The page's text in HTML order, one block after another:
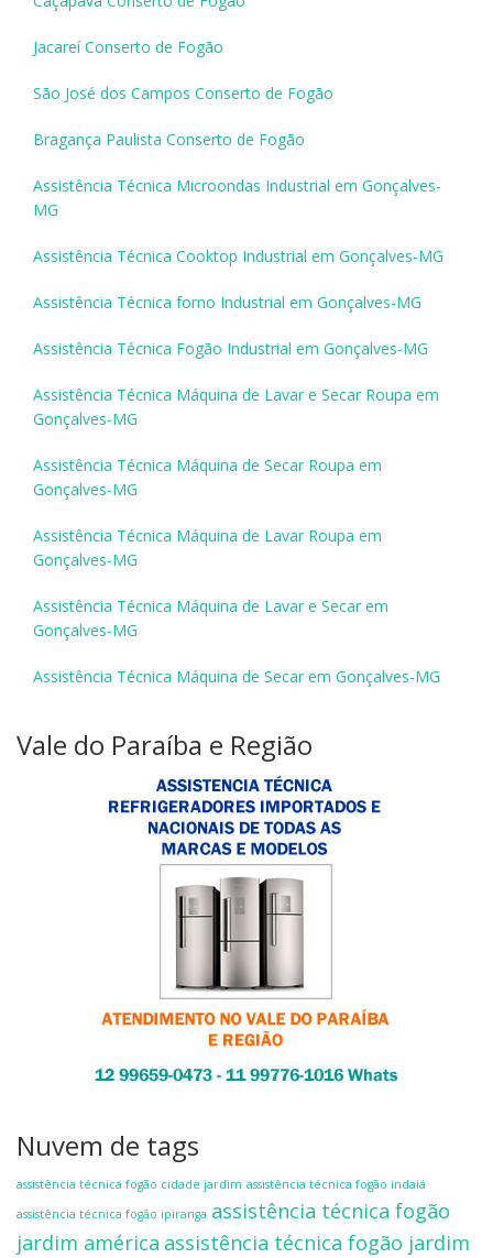
Jacareí Conserto de Fogão
São José dos Campos Conserto de Fogão
Bragança Paulista Conserto de Fogão
Assistência Técnica Microondas Industrial em Gonçalves-
MG
Assistência Técnica Cooktop Industrial em Gonçalves-MG
Assistência Técnica forno Industrial em Gonçalves-MG
Assistência Técnica Fogão Industrial em Gonçalves-MG
Assistência Técnica Máquina de Lavar e Secar Roupa em
Gonçalves-MG
Assistência Técnica Máquina de Secar Roupa em
Gonçalves-MG
Assistência Técnica Máquina de Lavar Roupa em
Gonçalves-MG
Assistência Técnica Máquina de Lavar e Secar em
Gonçalves-MG
Assistência Técnica Máquina de Secar em Gonçalves-MG
Vale do Paraíba e Região
Nuvem de tags
assistência técnica fogão cidade jardim assistência técnica fogão indaiá
assistência técnica fogão ipiranga assistência técnica fogão
jardim américa assistência técnica fogão jardim